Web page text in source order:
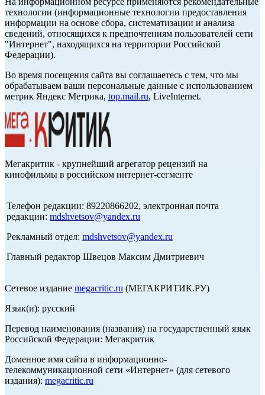
технологии (информационные технологии предоставления
информации на основе сбора, систематизации и анализа
сведений, относящихся к предпочтениям пользователей сети
"Интернет", находящихся на территории Российской
Федерации).
Во время посещения сайта вы соглашаетесь с тем, что мы
обрабатываем ваши персональные данные с использованием
метрик Яндекс Метрика, top.mail.ru, LiveInternet.
Мегакритик - крупнейший агрегатор рецензий на
кинофильмы в российском интернет-сегменте
Телефон редакции: 89220866202, электронная почта
редакции: mdshvetsov@yandex.ru
Рекламный отдел: mdshvetsov@yandex.ru
Главный редактор Швецов Максим Дмитриевич
Сетевое издание megacritic.ru (МЕГАКРИТИК.РУ)
Язык(и): русский
Перевод наименования (названия) на государственный язык
Российской Федерации: Мегакритик
Доменное имя сайта в информационно-
телекоммуникационной сети «Интернет» (для сетевого
издания): megacritic.ru